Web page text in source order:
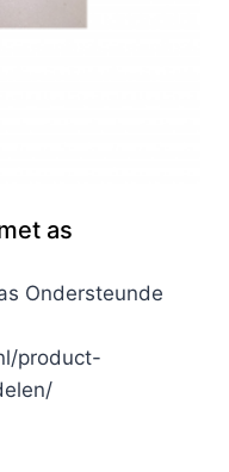
as
Ondersteunde
product-